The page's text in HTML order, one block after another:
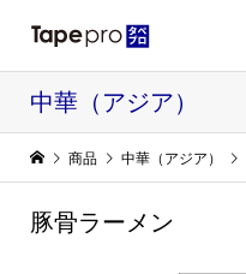
中華（アジア）
商品 中華（アジア）
豚骨ラーメン